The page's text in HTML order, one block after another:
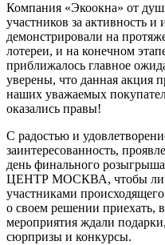
Компания «Экоокна» от
участников за активность и
демонстрировали на
лотереи, и на конечном
приближалось главное
уверены, что данная акция
наших уважаемых
оказались правы!
С радостью и
заинтересованность,
день финального
ЦЕНТР МОСКВА, чтобы
участниками
о своем решении приехать,
мероприятия ждали
сюрпризы и конкурсы.